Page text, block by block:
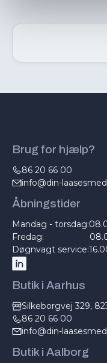
Brug for hjælp?
86 20 66 00
info@din-
Åbningstider
Mandag - torsdag:
Fredag:
Døgnvagt service:
Butik i Aarhus
Silkeborgvej 329,
86 20 66 00
info@din-
Butik i Aalborg